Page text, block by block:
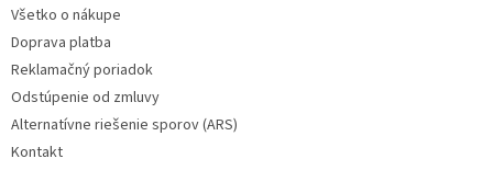
Všetko o nákupe
Doprava platba
Reklamačný poriadok
Odstúpenie od zmluvy
Alternatívne riešenie sporov (ARS)
Kontakt